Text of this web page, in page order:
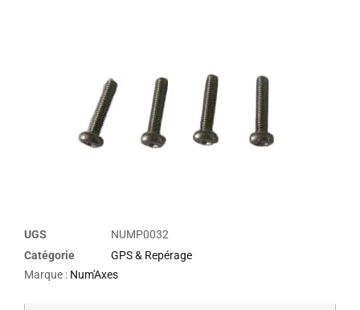
UGS
NUMP0032
Catégorie
GPS & Repérage
Marque : Num'Axes